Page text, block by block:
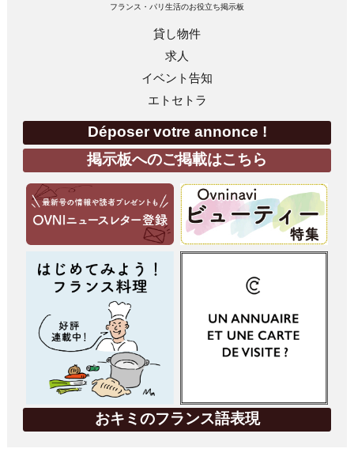
フランス・パリ生活のお役立ち掲示板
貸し物件
求人
イベント告知
エトセトラ
Déposer votre annonce !
掲示板へのご掲載はこちら
おキミのフランス語表現